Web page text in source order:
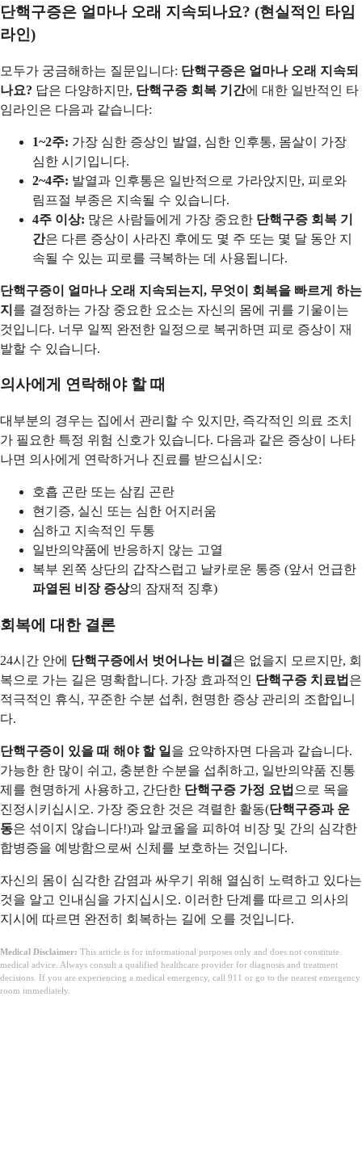
단핵구증은 얼마나 오래 지속되나요? (현실적인 타임
라인)
모두가 궁금해하는 질문입니다: 단핵구증은 얼마나 오래 지속되
나요? 답은 다양하지만, 단핵구증 회복 기간에 대한 일반적인 타
임라인은 다음과 같습니다:
1~2주: 가장 심한 증상인 발열, 심한 인후통, 몸살이 가장
심한 시기입니다.
2~4주: 발열과 인후통은 일반적으로 가라앉지만, 피로와
림프절 부종은 지속될 수 있습니다.
4주 이상: 많은 사람들에게 가장 중요한 단핵구증 회복 기
간은 다른 증상이 사라진 후에도 몇 주 또는 몇 달 동안 지
속될 수 있는 피로를 극복하는 데 사용됩니다.
단핵구증이 얼마나 오래 지속되는지, 무엇이 회복을 빠르게 하는
지 를 결정하는 가장 중요한 요소는 자신의 몸에 귀를 기울이는
것입니다. 너무 일찍 완전한 일정으로 복귀하면 피로 증상이 재
발할 수 있습니다.
의사에게 연락해야 할 때
대부분의 경우는 집에서 관리할 수 있지만, 즉각적인 의료 조치
가 필요한 특정 위험 신호가 있습니다. 다음과 같은 증상이 나타
나면 의사에게 연락하거나 진료를 받으십시오:
호흡 곤란 또는 삼킴 곤란
현기증, 실신 또는 심한 어지러움
심하고 지속적인 두통
일반의약품에 반응하지 않는 고열
복부 왼쪽 상단의 갑작스럽고 날카로운 통증 (앞서 언급한
파열된 비장 증상의 잠재적 징후)
회복에 대한 결론
24시간 안에 단핵구증에서 벗어나는 비결은 없을지 모르지만, 회
복으로 가는 길은 명확합니다. 가장 효과적인 단핵구증 치료법 은
적극적인 휴식, 꾸준한 수분 섭취, 현명한 증상 관리의 조합입니
다.
단핵구증이 있을 때 해야 할 일을 요약하자면 다음과 같습니다.
가능한 한 많이 쉬고, 충분한 수분을 섭취하고, 일반의약품 진통
제를 현명하게 사용하고, 간단한 단핵구증 가정 요법 으로 목을
진정시키십시오. 가장 중요한 것은 격렬한 활동(단핵구증과 운
동은 섞이지 않습니다!)과 알코올을 피하여 비장 및 간의 심각한
합병증을 예방함으로써 신체를 보호하는 것입니다.
자신의 몸이 심각한 감염과 싸우기 위해 열심히 노력하고 있다는
것을 알고 인내심을 가지십시오. 이러한 단계를 따르고 의사의
지시에 따르면 완전히 회복하는 길에 오를 것입니다.
Medical Disclaimer: This article is for informational purposes only and does not constitute
medical advice. Always consult a qualified healthcare provider for diagnosis and treatment
decisions. If you are experiencing a medical emergency, call 911 or go to the nearest emergency
room immediately.